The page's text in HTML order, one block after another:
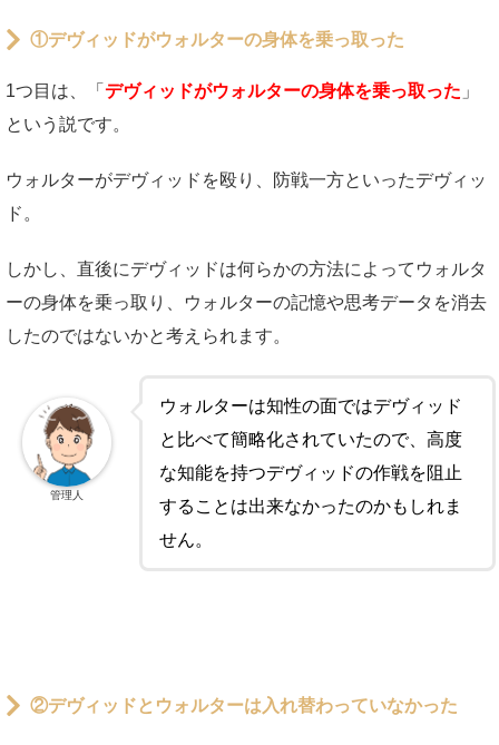
①デヴィッドがウォルターの身体を乗っ取った
1つ目は、「 デヴィッドがウォルターの身体を乗っ取った 」
という説です。
ウォルターがデヴィッドを殴り、防戦一方といったデヴィッ
ド。
しかし、直後にデヴィッドは何らかの方法によってウォルタ
ーの身体を乗っ取り、ウォルターの記憶や思考データを消去
したのではないかと考えられます。
ウォルターは知性の面ではデヴィッド
と比べて簡略化されていたので、高度
な知能を持つデヴィッドの作戦を阻止
することは出来なかったのかもしれま
せん。
管理人
②デヴィッドとウォルターは入れ替わっていなかった